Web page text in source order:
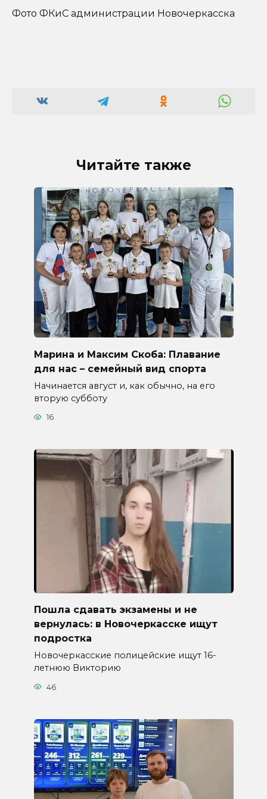
Фото ФКиС администрации Новочеркасска
Читайте также
Марина и Максим Скоба: Плавание
для нас – семейный вид спорта
Начинается август и, как обычно, на его
вторую субботу
16
Пошла сдавать экзамены и не
вернулась: в Новочеркасске ищут
подростка
Новочеркасские полицейские ищут 16-
летнюю Викторию
46